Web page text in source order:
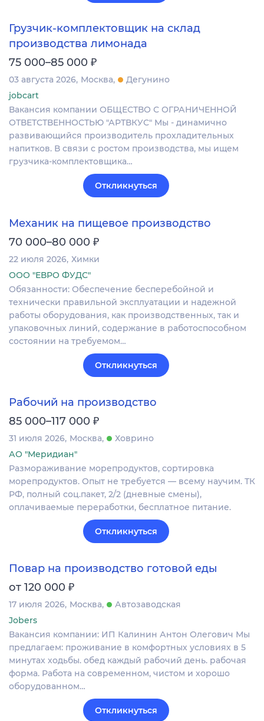
Грузчик-комплектовщик на склад
производства лимонада
75 000–85 000 ₽
03 августа 2026 Москва
Дегунино
jobcart
Вакансия компании ОБЩЕСТВО С ОГРАНИЧЕННОЙ
ОТВЕТСТВЕННОСТЬЮ "АРТВКУС" Мы - динамично
развивающийся производитель прохладительных
напитков. В связи с ростом производства, мы ищем
грузчика-комплектовщика…
Откликнуться
Механик на пищевое производство
70 000–80 000 ₽
22 июля 2026 Химки
ООО "ЕВРО ФУДС"
Обязанности: Обеспечение бесперебойной и
технически правильной эксплуатации и надежной
работы оборудования, как производственных, так и
упаковочных линий, содержание в работоспособном
состоянии на требуемом…
Откликнуться
Рабочий на производство
85 000–117 000 ₽
31 июля 2026 Москва
Ховрино
АО "Меридиан"
Размораживание морепродуктов, сортировка
морепродуктов. Опыт не требуется — всему научим. ТК
РФ, полный соц.пакет, 2/2 (дневные смены),
оплачиваемые переработки, бесплатное питание.
Откликнуться
Повар на производство готовой еды
от 120 000 ₽
17 июля 2026 Москва
Автозаводская
Jobers
Вакансия компании: ИП Калинин Антон Олегович Мы
предлагаем: проживание в комфортных условиях в 5
минутах ходьбы. обед каждый рабочий день. рабочая
форма. Работа на современном, чистом и хорошо
оборудованном…
Откликнуться